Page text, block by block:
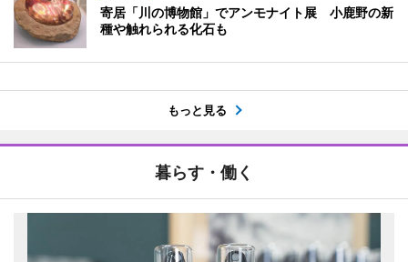
寄居「川の博物館」でアンモナイト展 小鹿野の新
種や触れられる化石も
もっと見る
暮らす・働く